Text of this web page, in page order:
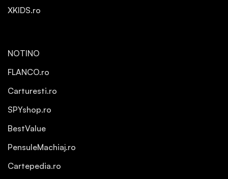
XKIDS.ro
NOTINO
FLANCO.ro
Carturesti.ro
SPYshop.ro
BestValue
PensuleMachiaj.ro
Cartepedia.ro